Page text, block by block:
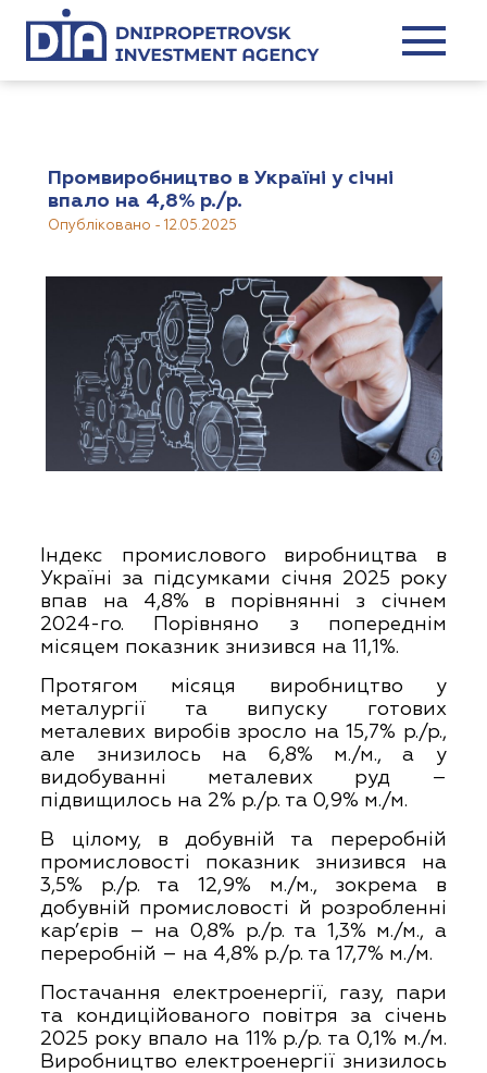
Промвиробництво в Україні у січні
впало на 4,8% р./р.
Опубліковано - 12.05.2025
Індекс промислового виробництва в
Україні за підсумками січня 2025 року
впав на 4,8% в порівнянні з січнем
2024-го. Порівняно з попереднім
місяцем показник знизився на 11,1%.
Протягом місяця виробництво у
металургії та випуску готових
металевих виробів зросло на 15,7% р./р.,
але знизилось на 6,8% м./м., а у
видобуванні металевих руд –
підвищилось на 2% р./р. та 0,9% м./м.
В цілому, в добувній та переробній
промисловості показник знизився на
3,5% р./р. та 12,9% м./м., зокрема в
добувній промисловості й розробленні
кар’єрів – на 0,8% р./р. та 1,3% м./м., а
переробній – на 4,8% р./р. та 17,7% м./м.
Постачання електроенергії, газу, пари
та кондиційованого повітря за січень
2025 року впало на 11% р./р. та 0,1% м./м.
Виробництво електроенергії знизилось